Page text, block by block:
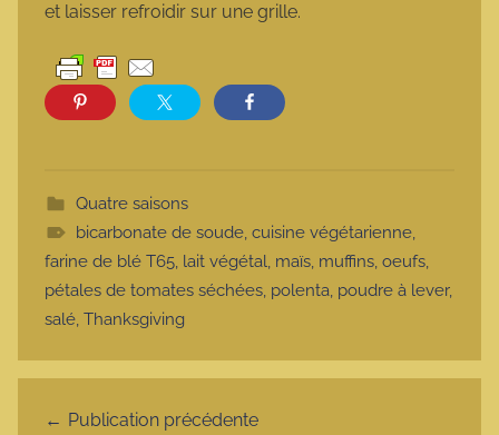
et laisser refroidir sur une grille.
Quatre saisons
bicarbonate de soude, cuisine végétarienne,
farine de blé T65, lait végétal, maïs, muffins, oeufs,
pétales de tomates séchées, polenta, poudre à lever,
salé, Thanksgiving
Publication précédente